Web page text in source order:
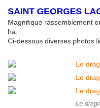
SAINT GEORGES
Magnifique rassemblement
ha.
Ci-dessous diverses photos
Le